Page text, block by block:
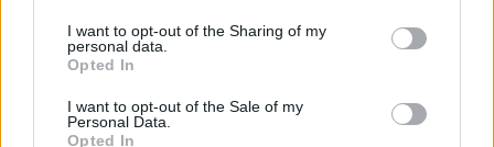
I want to opt-out of the Sharing of my
personal data.
Opted In
I want to opt-out of the Sale of my
Personal Data.
Opted In